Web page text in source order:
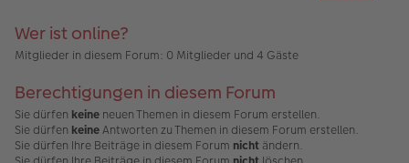
ei
tr
Wer ist online?
Mitglieder in diesem Forum: 0 Mitglieder und 4 Gäste
Berechtigungen in diesem Forum
Sie dürfen keine neuen Themen in diesem Forum erstellen.
Sie dürfen keineAntworten zu Themen in diesem Forum erstellen.
Sie dürfen Ihre Beiträge in diesem Forum nicht ändern.